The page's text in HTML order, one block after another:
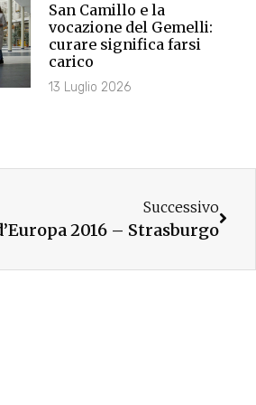
San Camillo e la
vocazione del Gemelli:
curare significa farsi
carico
13 Luglio 2026
Successivo
2016 – Strasburgo